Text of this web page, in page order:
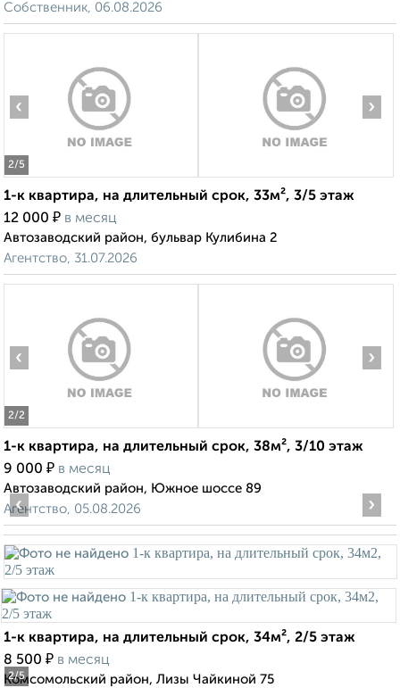
Собственник, 06.08.2026
2/5
‹ ›
1-к квартира, на длительный срок, 33м², 3/5 этаж
12 000 ₽ в месяц
Автозаводский район, бульвар Кулибина 2
Агентство, 31.07.2026
2/2
‹ ›
1-к квартира, на длительный срок, 38м², 3/10 этаж
9 000 ₽ в месяц
Автозаводский район, Южное шоссе 89
Агентство, 05.08.2026
2/5
‹ ›
1-к квартира, на длительный срок, 34м², 2/5 этаж
8 500 ₽ в месяц
Комсомольский район, Лизы Чайкиной 75